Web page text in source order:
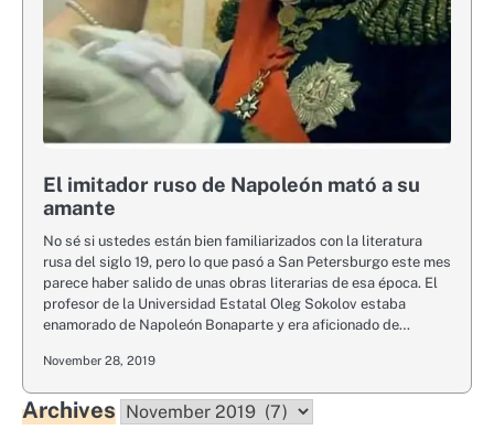
El imitador ruso de Napoleón mató a su
amante
No sé si ustedes están bien familiarizados con la literatura
rusa del siglo 19, pero lo que pasó a San Petersburgo este mes
parece haber salido de unas obras literarias de esa época. El
profesor de la Universidad Estatal Oleg Sokolov estaba
enamorado de Napoleón Bonaparte y era aficionado de…
November 28, 2019
Archives Archives